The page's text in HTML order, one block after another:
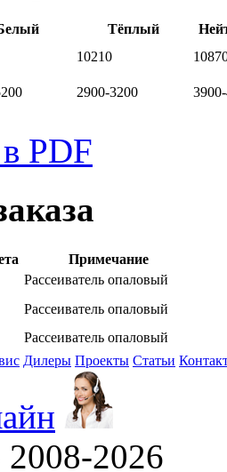
Тёплый
10210
2900-3200
PDF
Примечание
Рассеиватель опаловый
Рассеиватель опаловый
Рассеиватель опаловый
Дилеры Проекты Статьи
2026